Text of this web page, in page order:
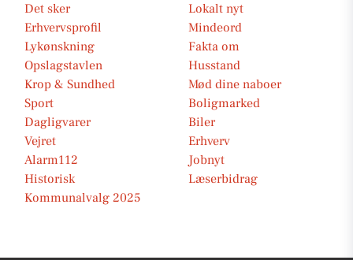
Det sker
Lokalt nyt
Erhvervsprofil
Mindeord
Lykønskning
Fakta om
Opslagstavlen
Husstand
Krop & Sundhed
Mød dine naboer
Sport
Boligmarked
Dagligvarer
Biler
Vejret
Erhverv
Alarm112
Jobnyt
Historisk
Læserbidrag
Kommunalvalg 2025